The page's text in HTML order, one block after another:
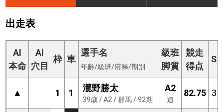
出走表
AI
本命
AI
穴目
枠 車
選手名
年齢/級班/府県/期別
級班
脚質
競走
得点
S
▲ 1 1 瀧野勝太
39歳 / A2 / 群馬 / 92期
A2
追
82.75 3